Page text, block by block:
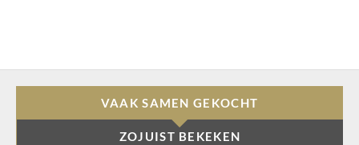
VAAK SAMEN GEKOCHT
ZOJUIST BEKEKEN